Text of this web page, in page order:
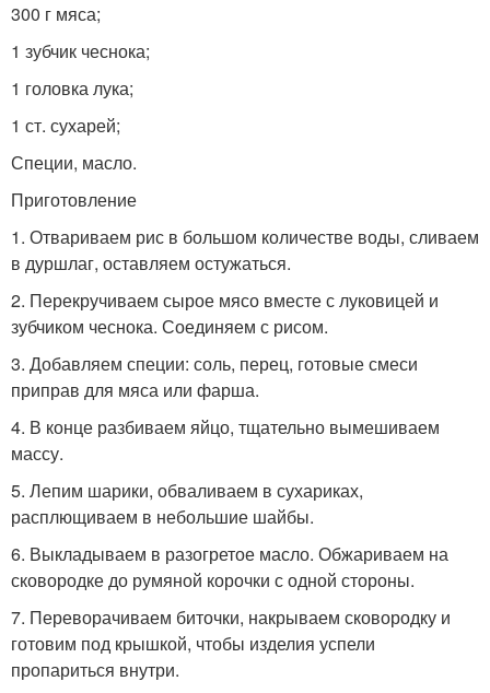
300 г мяса;
1 зубчик чеснока;
1 головка лука;
1 ст. сухарей;
Специи, масло.
Приготовление
1. Отвариваем рис в большом количестве воды, сливаем
в дуршлаг, оставляем остужаться.
2. Перекручиваем сырое мясо вместе с луковицей и
зубчиком чеснока. Соединяем с рисом.
3. Добавляем специи: соль, перец, готовые смеси
приправ для мяса или фарша.
4. В конце разбиваем яйцо, тщательно вымешиваем
массу.
5. Лепим шарики, обваливаем в сухариках,
расплющиваем в небольшие шайбы.
6. Выкладываем в разогретое масло. Обжариваем на
сковородке до румяной корочки с одной стороны.
7. Переворачиваем биточки, накрываем сковородку и
готовим под крышкой, чтобы изделия успели
пропариться внутри.